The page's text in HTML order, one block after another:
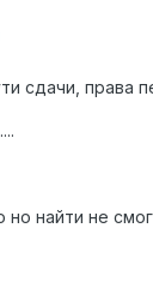
сдачи, права
найти не